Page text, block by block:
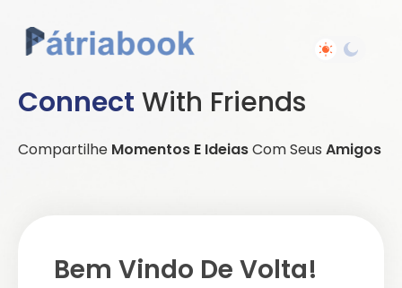
Connect With Friends
Compartilhe Momentos E IdeiasCom Seus Amigos
Bem Vindo De Volta!